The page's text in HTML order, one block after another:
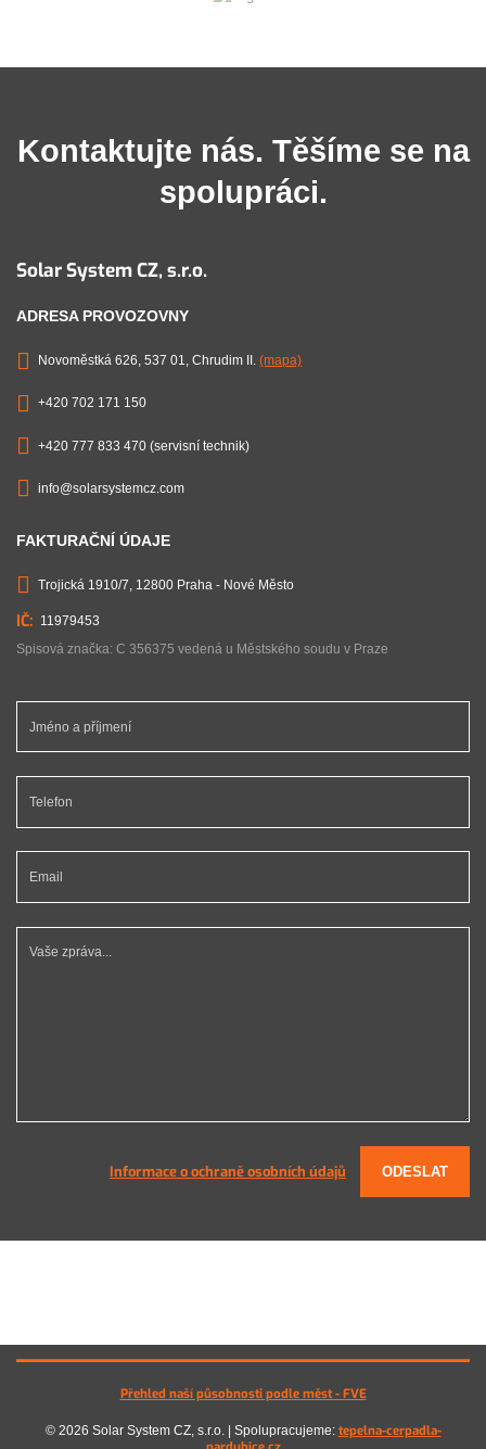
Kontaktujte nás. Těšíme se na
spolupráci.
Solar System CZ, s.r.o.
ADRESA PROVOZOVNY
Novoměstká 626, 537 01, Chrudim II.(mapa)
+420 702 171 150
+420 777 833 470 (servisní technik)
info@solarsystemcz.com
FAKTURAČNÍ ÚDAJE
Trojická 1910/7, 12800 Praha - Nové Město
11979453
Spisová značka: C 356375 vedená u Městského soudu v Praze
Jméno a příjmení *
Telefon *
Vaše zpráva...
Informace o ochraně osobních údajů ODESLAT
Přehled naší působnosti podle měst - FVE
© 2026 Solar System CZ, s.r.o. | Spolupracujeme: tepelna-cerpadla-